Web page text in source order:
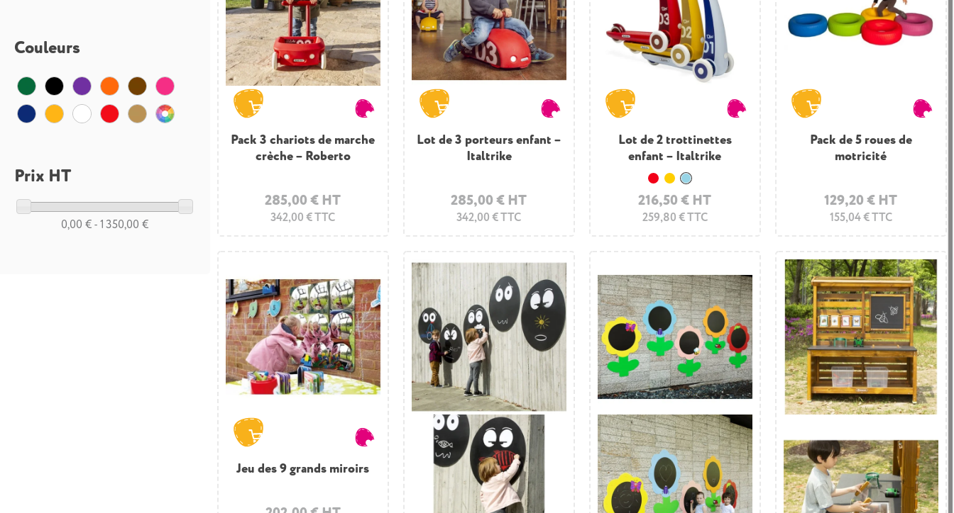
Couleurs
Prix HT
0,00 € - 1 350,00 €
Pack 3 chariots de marche
crèche – Roberto
285,00 € HT
342,00 € TTC
Lot de 3 porteurs enfant –
Italtrike
285,00 € HT
342,00 € TTC
Lot de 2 trottinettes
enfant – Italtrike
216,50 € HT
259,80 € TTC
Rouge
JauneBleu clair
Pack de 5 roues de
motricité
129,20 € HT
155,04 € TTC
Jeu des 9 grands miroirs